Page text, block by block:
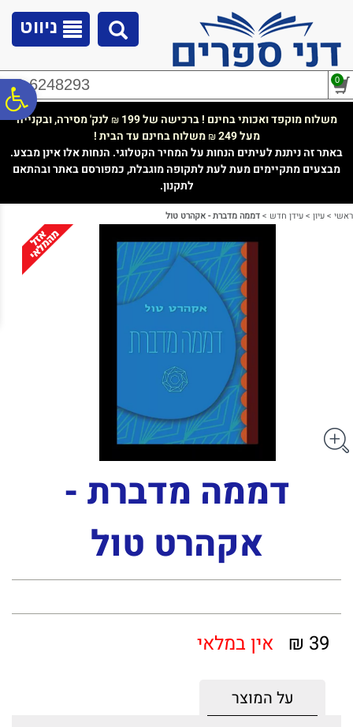
נגישות
ניווט
02-6248293 0
משלוח מוקפד ואכותי בחינם ! ברכישה של 199 ₪ לנק' מסירה, ובקנייה
מעל 249
₪משלוח בחינם עד הבית !
באתר זה ניתנת לעיתים הנחות על המחיר הקטלוגי. הנחות אלו אינן מבצע.
מבצעים מתקיימים מעת לעת לתקופה מוגבלת, כמפורסם באתר ובהתאם
לתקנון.
ראשי >עיון >עידן חדש >דממה מדברת - אקהרט טול
דממה מדברת -
אקהרט טול
39 ₪ אין במלאי
על המוצר